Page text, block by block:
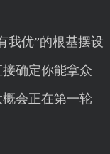
优”的根基摆设
确定你能拿众
会正在第一轮